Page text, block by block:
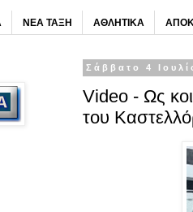
ΝΕΑ ΤΑΞΗ ΑΘΛΗΤΙΚΑ
Σάββατο 4
Video - Ως
του